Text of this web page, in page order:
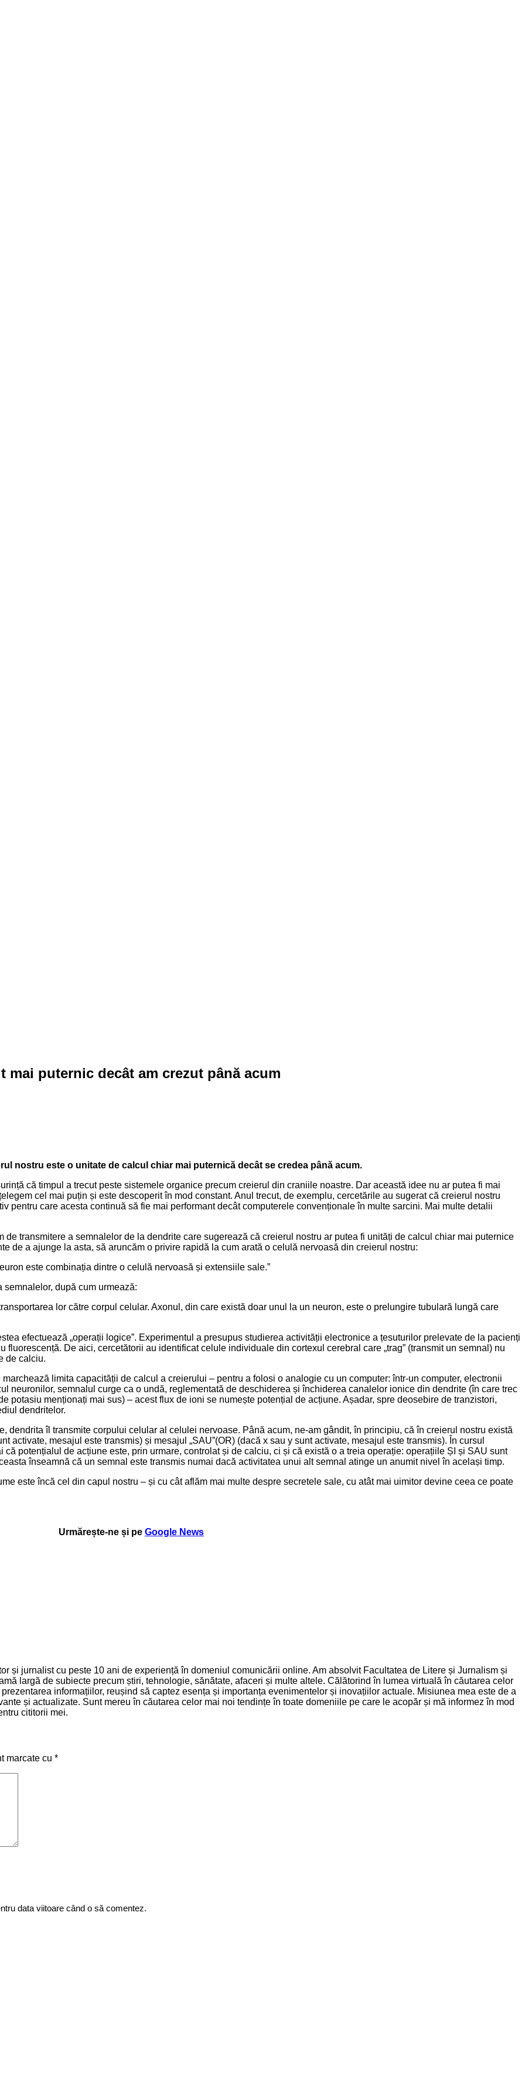
mai puternic decât am crezut până acum
nostru este o unitate de calcul chiar mai puternică decât se credea până acum.
că timpul a trecut peste sistemele organice precum creierul din craniile noastre. Dar această idee nu ar putea fi mai
cel mai puțin și este descoperit în mod constant. Anul trecut, de exemplu, cercetările au sugerat că creierul nostru
pentru care acesta continuă să fie mai performant decât computerele convenționale în multe sarcini. Mai multe detalii
transmitere a semnalelor de la dendrite care sugerează că creierul nostru ar putea fi unități de calcul chiar mai puternice
de a ajunge la asta, să aruncăm o privire rapidă la cum arată o celulă nervoasă din creierul nostru:
este combinația dintre o celulă nervoasă și extensiile sale.”
după cum urmează:
lor către corpul celular. Axonul, din care există doar unul la un neuron, este o prelungire tubulară lungă care
efectuează „operații logice”. Experimentul a presupus studierea activității electronice a țesuturilor prelevate de la pacienți
De aici, cercetătorii au identificat celule individuale din cortexul cerebral care „trag” (transmit un semnal) nu
de calciu.
limita capacității de calcul a creierului – pentru a folosi o analogie cu un computer: într-un computer, electronii
neuronilor, semnalul curge ca o undă, reglementată de deschiderea și închiderea canalelor ionice din dendrite (în care trec
potasiu menționați mai sus) – acest flux de ioni se numește potențial de acțiune. Așadar, spre deosebire de tranzistori,
dendritelor.
dendrita îl transmite corpului celular al celulei nervoase. Până acum, ne-am gândit, în principiu, că în creierul nostru există
activate, mesajul este transmis) și mesajul „SAU”(OR) (dacă x sau y sunt activate, mesajul este transmis). În cursul
potențialul de acțiune este, prin urmare, controlat și de calciu, ci și că există o a treia operație: operațiile ȘI și SAU sunt
înseamnă că un semnal este transmis numai dacă activitatea unui alt semnal atinge un anumit nivel în același timp.
este încă cel din capul nostru – și cu cât aflăm mai multe despre secretele sale, cu atât mai uimitor devine ceea ce poate
Urmărește-ne și pe Google News
și jurnalist cu peste 10 ani de experiență în domeniul comunicării online. Am absolvit Facultatea de Litere și Jurnalism și
largă de subiecte precum știri, tehnologie, sănătate, afaceri și multe altele. Călătorind în lumea virtuală în căutarea celor
informațiilor, reușind să captez esența și importanța evenimentelor și inovațiilor actuale. Misiunea mea este de a
și actualizate. Sunt mereu în căutarea celor mai noi tendințe în toate domeniile pe care le acopăr și mă informez în mod
cititorii mei.
marcate cu *
data viitoare când o să comentez.